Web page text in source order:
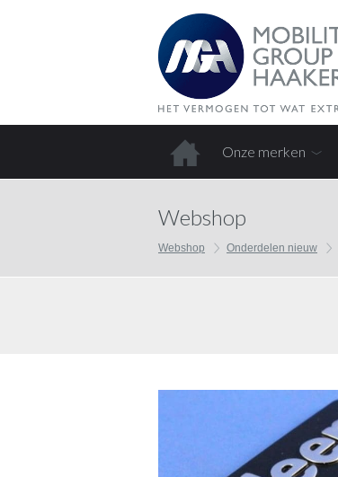
Onze merken
Webshop
Webshop Onderdelen nieuw